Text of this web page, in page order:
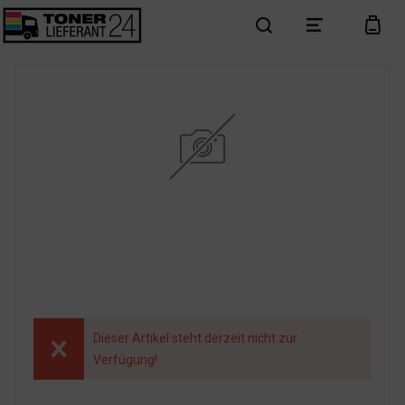
search menu cart
Dieser Artikel steht derzeit nicht zur
Verfügung!